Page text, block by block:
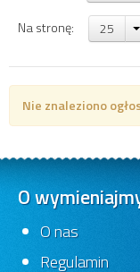
Na stronę: 25
Nie znaleziono
O
O nas
Regulamin